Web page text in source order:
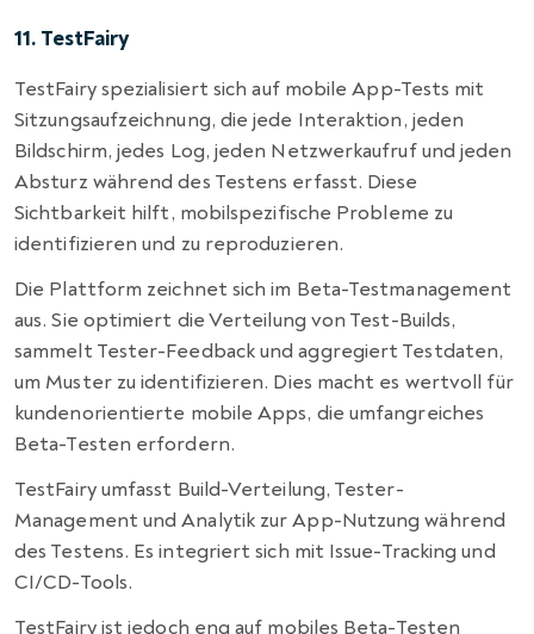
11. TestFairy
TestFairy spezialisiert sich auf mobile App-Tests mit
Sitzungsaufzeichnung, die jede Interaktion, jeden
Bildschirm, jedes Log, jeden Netzwerkaufruf und jeden
Absturz während des Testens erfasst. Diese
Sichtbarkeit hilft, mobilspezifische Probleme zu
identifizieren und zu reproduzieren.
Die Plattform zeichnet sich im Beta-Testmanagement
aus. Sie optimiert die Verteilung von Test-Builds,
sammelt Tester-Feedback und aggregiert Testdaten,
um Muster zu identifizieren. Dies macht es wertvoll für
kundenorientierte mobile Apps, die umfangreiches
Beta-Testen erfordern.
TestFairy umfasst Build-Verteilung, Tester-
Management und Analytik zur App-Nutzung während
des Testens. Es integriert sich mit Issue-Tracking und
CI/CD-Tools.
TestFairy ist jedoch eng auf mobiles Beta-Testen